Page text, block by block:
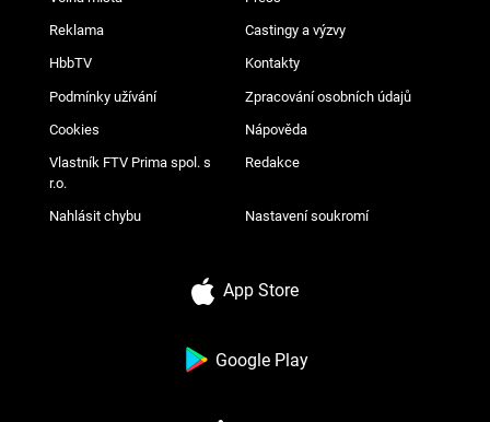
Reklama Castingy a výzvy
HbbTV Kontakty
Podmínky užívání Zpracování osobních údajů
Cookies Nápověda
Vlastník FTV Prima spol. s
r.o.
Redakce
Nahlásit chybu Nastavení soukromí
App Store
Google Play